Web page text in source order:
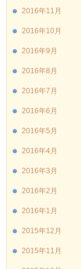
2016年11月
2016年10月
2016年9月
2016年8月
2016年7月
2016年6月
2016年5月
2016年4月
2016年3月
2016年2月
2016年1月
2015年12月
2015年11月